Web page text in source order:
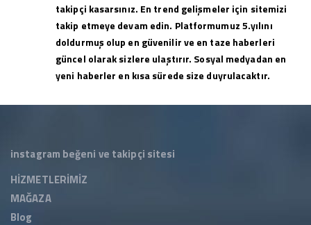
takipçi kasarsınız. En trend gelişmeler için sitemizi
takip etmeye devam edin. Platformumuz 5.yılını
doldurmuş olup en güvenilir ve en taze haberleri
güncel olarak sizlere ulaştırır. Sosyal medyadan en
yeni haberler en kısa sürede size duyrulacaktır.
instagram beğeni ve takipçi sitesi
HİZMETLERİMİZ
MAĞAZA
Blog